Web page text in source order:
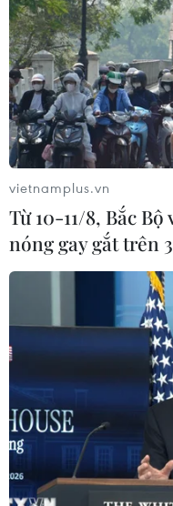
vietnamplus.vn
Từ 10-11/8, Bắc
nóng gay gắt trên